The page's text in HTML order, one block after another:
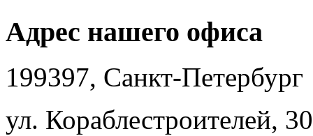
Адрес нашего офиса
199397, Санкт-Петербург
ул. Кораблестроителей, 30